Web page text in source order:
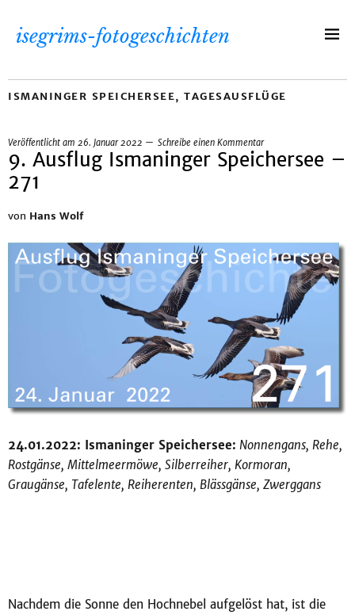
isegrims-fotogeschichten
ISMANINGER SPEICHERSEE, TAGESAUSFLÜGE
Veröffentlicht am 26. Januar 2022 Schreibe einen Kommentar
9. Ausflug Ismaninger Speichersee –
271
von Hans Wolf
24.01.2022: Ismaninger Speichersee: Nonnengans, Rehe,
Rostgänse, Mittelmeermöwe, Silberreiher, Kormoran,
Graugänse, Tafelente, Reiherenten, Blässgänse, Zwerggans
Nachdem die Sonne den Hochnebel aufgelöst hat, ist die